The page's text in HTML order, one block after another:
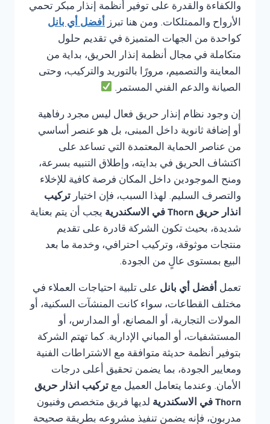
والكفاءة والقدرة على توفير أنظمة إنذار مبكر تحمي
الأرواح والممتلكات. ومن هنا تبرز أفضل أي بانل
كواحدة من الجهات المتميزة في تقديم حلول
متكاملة في مجال أنظمة إنذار الحريق، بداية من
المعاينة والتصميم، مرورًا بالتوريد والتركيب، وحتى
الصيانة والدعم الفني المستمر.
إن وجود نظام إنذار حريق فعال ليس مجرد رفاهية
أو إضافة ثانوية داخل المبنى، بل هو عنصر أساسي
من عناصر الحماية المعتمدة التي تساعد على
اكتشاف الحريق في بدايته، وإطلاق التنبيه بسرعة،
ومنح الموجودين داخل المكان فرصة كافية للإخلاء
والتصرف السليم. لهذا السبب، فإن اختيار تركيب
انذار حريق Thorn في الاسكندرية
يجب أن يتم بعناية
شديدة، بحيث تكون الشركة قادرة على تقديم
منتجات موثوقة، وتركيب احترافي، وخدمة ما بعد
البيع بمستوى عالٍ من الجودة.
تعمل أفضل أي بانل على تلبية احتياجات العملاء في
مختلف القطاعات، سواء كانت المنشآت السكنية، أو
المولات التجارية، أو المصانع، أو المدارس، أو
المستشفيات، أو المباني الإدارية. كما تهتم الشركة
بتوفير أنظمة حديثة متوافقة مع الاشتراطات الفنية
ومعايير الجودة، بما يضمن تحقيق أعلى درجات
الأمان. وعندما يتعامل العميل مع تركيب انذار حريق
Thorn في الاسكندرية
لديها فريق متخصص وفنيون
مدربون، فإنه يضمن تنفيذ مشروعه بطريقة صحيحة